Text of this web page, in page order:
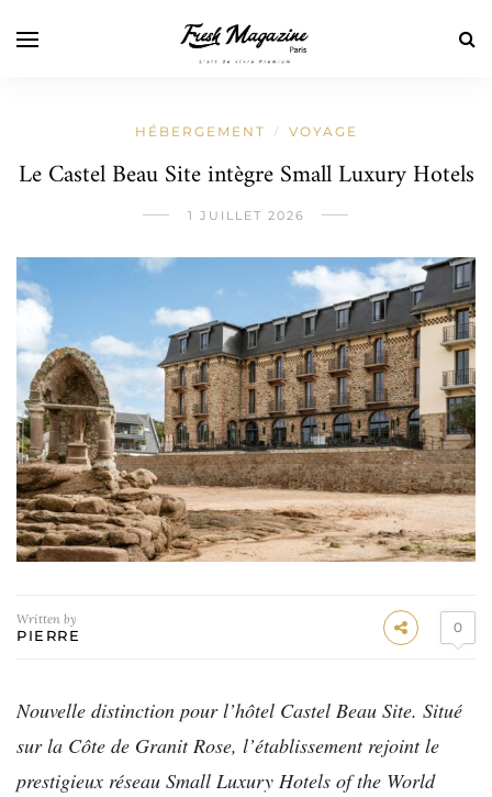
HÉBERGEMENT / VOYAGE
Le Castel Beau Site intègre Small Luxury Hotels
1 JUILLET 2026
Written by
PIERRE 0
Nouvelle distinction pour l’hôtel Castel Beau Site. Situé
sur la Côte de Granit Rose, l’établissement rejoint le
prestigieux réseau Small Luxury Hotels of the World